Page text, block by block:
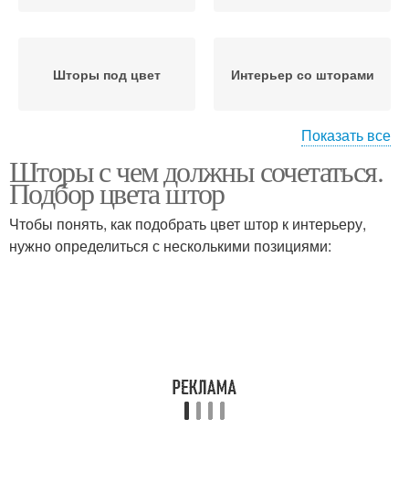
Шторы под цвет Интерьер со шторами
интерьерах
Показать все
Шторы с чем должны сочетаться.
Подбор цвета штор
Чтобы понять, как подобрать цвет штор к интерьеру,
нужно определиться с несколькими позициями: